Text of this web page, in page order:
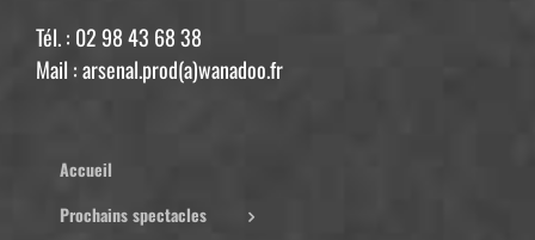
Tél. : 02 98 43 68 38
Mail : arsenal.prod(a)wanadoo.fr
Accueil
Prochains spectacles